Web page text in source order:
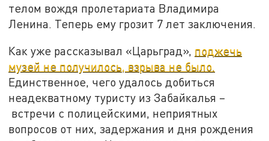
телом вождя пролетариата Владимира
Ленина. Теперь ему грозит 7 лет заключения.
Как уже рассказывал «Царьград», поджечь
музей не получилось, взрыва не было.
Единственное, чего удалось добиться
неадекватному туристу из Забайкалья –
встречи с полицейскими, неприятных
вопросов от них, задержания и дня рождения